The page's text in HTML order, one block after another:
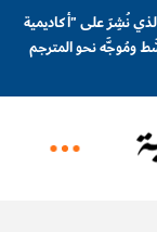
نُشِرَ على "أكاديمية
مُبسَّط ومُوجَّه نحو المترجم